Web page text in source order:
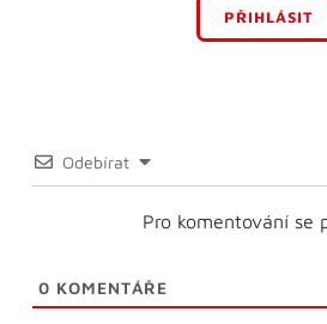
PŘIHLÁSIT
Odebírat
Pro komentování se
0 KOMENTÁŘE